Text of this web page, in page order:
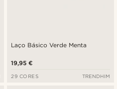
Laço Básico Verde Menta
19,95 €
29 CORES TRENDHIM